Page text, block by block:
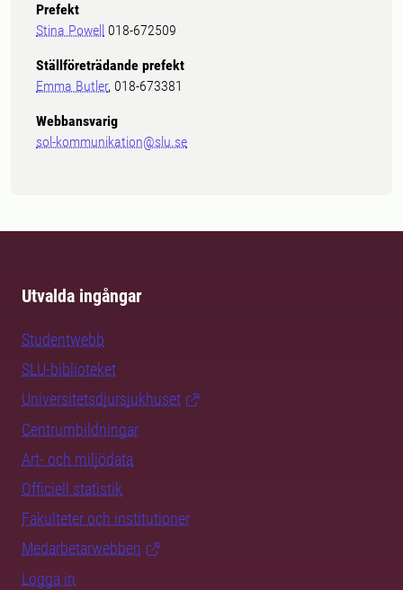
Prefekt
Stina Powell 018-672509
Ställföreträdande prefekt
Emma Butler, 018-673381
Webbansvarig
sol-kommunikation@slu.se
Utvalda ingångar
Studentwebb
SLU-biblioteket
Universitetsdjursjukhuset
Centrumbildningar
Art- och miljödata
Officiell statistik
Fakulteter och institutioner
Medarbetarwebben
Logga in